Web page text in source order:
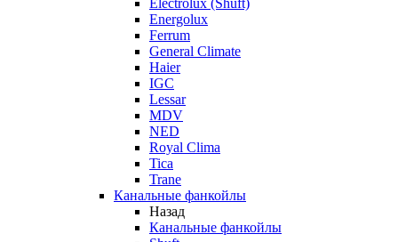
Electrolux (Shuft)
Energolux
Ferrum
General Climate
Haier
IGC
Lessar
MDV
NED
Royal Clima
Tica
Trane
Канальные фанкойлы
Назад
Канальные фанкойлы